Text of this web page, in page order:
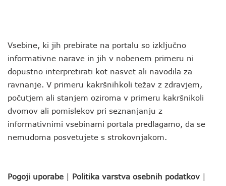
Vsebine, ki jih prebirate na portalu so izključno
informativne narave in jih v nobenem primeru ni
dopustno interpretirati kot nasvet ali navodila za
ravnanje. V primeru kakršnihkoli težav z zdravjem,
počutjem ali stanjem oziroma v primeru kakršnikoli
dvomov ali pomislekov pri seznanjanju z
informativnimi vsebinami portala predlagamo, da se
nemudoma posvetujete s strokovnjakom.
Pogoji uporabe | Politika varstva osebnih podatkov |